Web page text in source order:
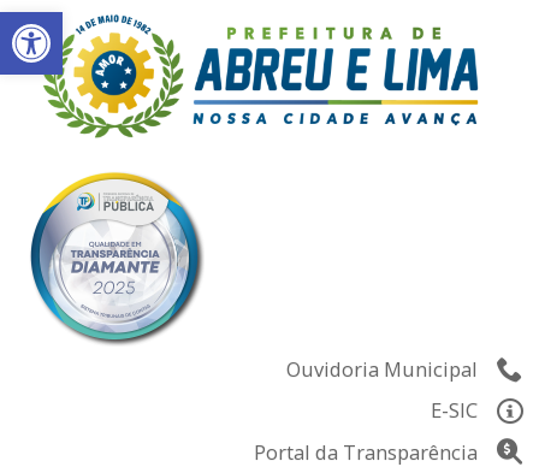
Abrir a barra de ferramentas
Skip
to
content
Ouvidoria Municipal
E-SIC
Portal da Transparência